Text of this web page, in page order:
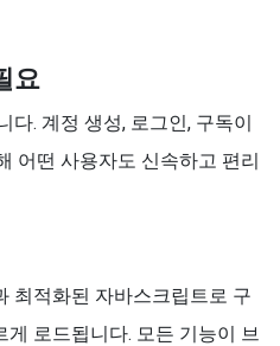
요
다. 계정 생성, 로그인, 구독이
어떤 사용자도 신속하고 편리
최적화된 자바스크립트로 구
로드됩니다. 모든 기능이 브